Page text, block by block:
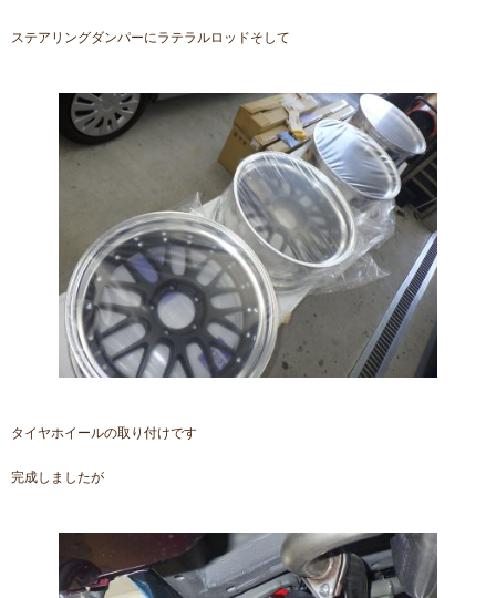
ステアリングダンパーにラテラルロッドそして
タイヤホイールの取り付けです
完成しましたが